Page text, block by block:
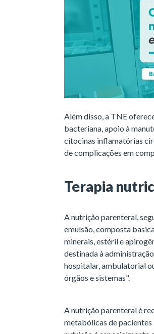
Além disso, a TNE
bacteriana, apoio à
citocinas inflamatórias
de complicações em
Terapia
A nutrição parenteral,
emulsão, composta
minerais, estéril e
destinada à
hospitalar, ambulatorial
órgãos e sistemas".
A nutrição parenteral é
metabólicas de